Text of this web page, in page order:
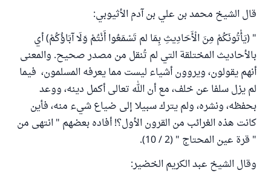
قال الشيخ محمد بن علي بن آدم الأثيوبي:
" (يَأْتُونَكُمْ مِنَ الْأَحَادِيثِ بِمَا لم تَسْمَعُوا أَنْتُمْ وَلَا آبَاؤُكُمْ) أي
بالأحاديث المختلقة التي لم تُنقل من مصدر صحيح. والمعنى
أنهم يقولون، ويروون أشياء ليست مما يعرفه المسلمون، فيما
لم يزل سلفا عن خلف، مع أن الله تعالى أكمل دينه، ووعد
بحفظه، ونشره، ولم يترك سبيلا إلى ضياع شيء منه، فأين
كانت هذه الغرائب من القرون الأول؟! أفاده بعضهم " انتهى من
" قرة عين المحتاج " (2 / 10).
وقال الشيخ عبد الكريم الخضير: